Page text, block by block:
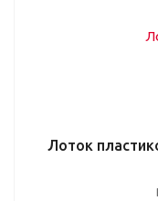
Лоток